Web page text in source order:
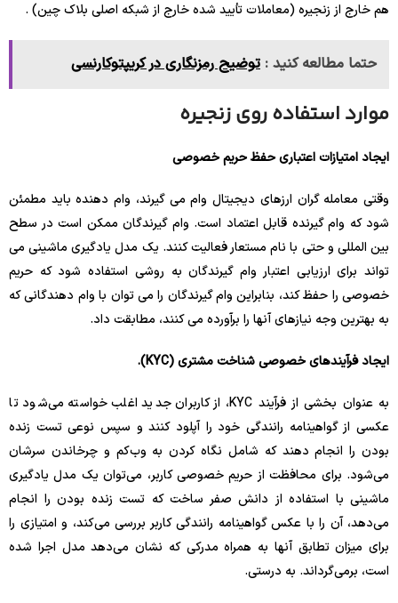
هم خارج از زنجیره (معاملات تأیید شده خارج از شبکه اصلی بلاک چین) .
حتما مطالعه کنید : توضیح رمزنگاری در کریپتوکارنسی
موارد استفاده روی زنجیره
ایجاد امتیازات اعتباری حفظ حریم خصوصی
وقتی معامله گران ارزهای دیجیتال وام می گیرند، وام دهنده باید مطمئن
شود که وام گیرنده قابل اعتماد است. وام گیرندگان ممکن است در سطح
بین المللی و حتی با نام مستعار فعالیت کنند. یک مدل یادگیری ماشینی می
تواند برای ارزیابی اعتبار وام گیرندگان به روشی استفاده شود که حریم
خصوصی را حفظ کند، بنابراین وام گیرندگان را می توان با وام دهندگانی که
به بهترین وجه نیازهای آنها را برآورده می کنند، مطابقت داد.
ایجاد فرآیندهای خصوصی شناخت مشتری (KYC).
به عنوان بخشی از فرآیند KYC، از کاربران جدید اغلب خواسته می‌شود تا
عکسی از گواهینامه رانندگی خود را آپلود کنند و سپس نوعی تست زنده
بودن را انجام دهند که شامل نگاه کردن به وب‌کم و چرخاندن سرشان
می‌شود. برای محافظت از حریم خصوصی کاربر، می‌توان یک مدل یادگیری
ماشینی با استفاده از دانش صفر ساخت که تست زنده بودن را انجام
می‌دهد، آن را با عکس گواهینامه رانندگی کاربر بررسی می‌کند، و امتیازی را
برای میزان تطابق آنها به همراه مدرکی که نشان می‌دهد مدل اجرا شده
است، برمی‌گرداند. به درستی.